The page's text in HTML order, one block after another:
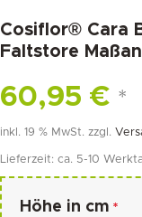
Cosiflor® Cara
Faltstore
60,95 € *
inkl. 19 % MwSt. zzgl.
Lieferzeit: ca. 5-10
Höhe in cm *